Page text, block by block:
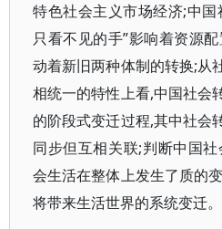
特色社会主义市场经济;中
只看不见的手”影响着资源
动着新旧两种体制的转换;从
相统一的特性上看,中国社会
的阶段式变迁过程,其中社会
同步但互相关联;判断中国
会生活在整体上发生了质的
将带来生活世界的系统变迁。